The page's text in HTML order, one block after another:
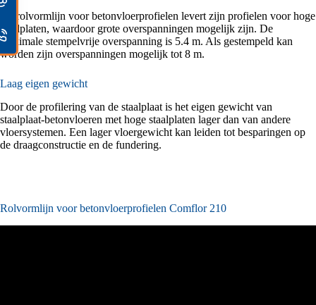
De rolvormlijn voor betonvloerprofielen levert zijn profielen voor hoge
staalplaten, waardoor grote overspanningen mogelijk zijn. De
maximale stempelvrije overspanning is 5.4 m. Als gestempeld kan
worden zijn overspanningen mogelijk tot 8 m.
Laag eigen gewicht
Door de profilering van de staalplaat is het eigen gewicht van
staalplaat-betonvloeren met hoge staalplaten lager dan van andere
vloersystemen. Een lager vloergewicht kan leiden tot besparingen op
de draagconstructie en de fundering.
Rolvormlijn voor betonvloerprofielen Comflor 210